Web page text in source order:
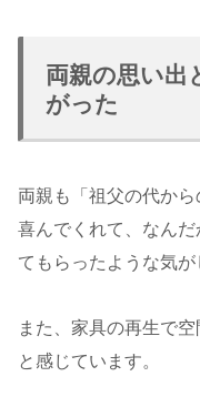
両親の思い出
がった
両親も「祖父の代か
喜んでくれて、なん
てもらったような気が
また、家具の再生で
と感じています。